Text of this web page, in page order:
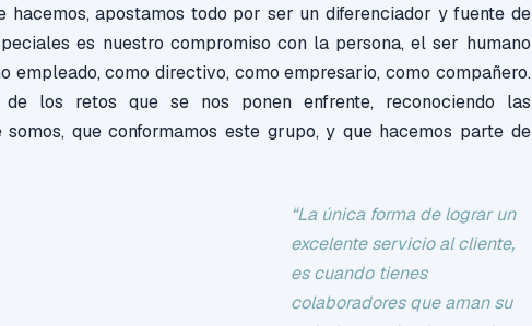
hacemos, apostamos todo por ser un diferenciador y fuente de
es nuestro compromiso con la persona, el ser humano
empleado, como directivo, como empresario, como compañero.
los retos que se nos ponen enfrente, reconociendo las
que conformamos este grupo, y que hacemos parte de
“La única forma de lograr un
excelente servicio al cliente,
es cuando tienes
colaboradores que aman su